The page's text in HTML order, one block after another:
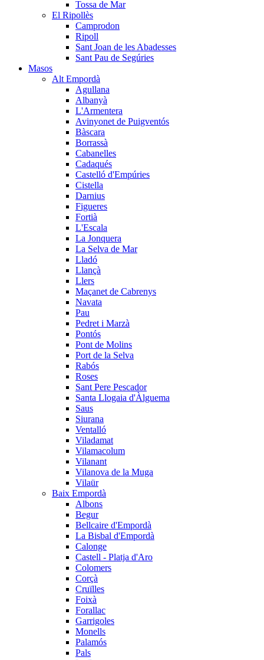
Tossa de Mar
El Ripollès
Camprodon
Ripoll
Sant Joan de les Abadesses
Sant Pau de Segúries
Masos
Alt Empordà
Agullana
Albanyà
L'Armentera
Avinyonet de Puigventós
Bàscara
Borrassà
Cabanelles
Cadaqués
Castelló d'Empúries
Cistella
Darnius
Figueres
Fortià
L'Escala
La Jonquera
La Selva de Mar
Lladó
Llançà
Llers
Maçanet de Cabrenys
Navata
Pau
Pedret i Marzà
Pontós
Pont de Molins
Port de la Selva
Rabós
Roses
Sant Pere Pescador
Santa Llogaia d'Àlguema
Saus
Siurana
Ventalló
Viladamat
Vilamacolum
Vilanant
Vilanova de la Muga
Vilaür
Baix Empordà
Albons
Begur
Bellcaire d'Empordà
La Bisbal d'Empordà
Calonge
Castell - Platja d'Aro
Colomers
Corçà
Cruïlles
Foixà
Forallac
Garrigoles
Monells
Palamós
Pals